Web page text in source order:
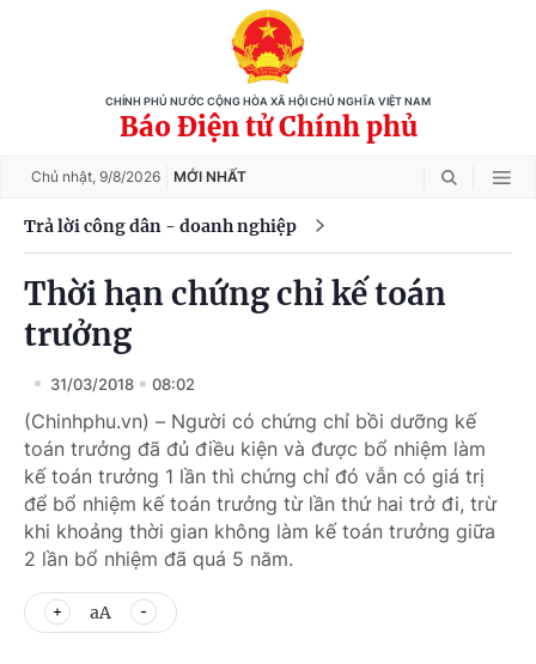
CHÍNH PHỦ NƯỚC CỘNG HÒA XÃ HỘI CHỦ NGHĨA VIỆT NAM
Báo Điện tử Chính phủ
Chủ nhật, 9/8/2026 MỚI NHẤT
Trả lời công dân - doanh nghiệp
Thời hạn chứng chỉ kế toán
trưởng
31/03/2018 08:02
(Chinhphu.vn) – Người có chứng chỉ bồi dưỡng kế
toán trưởng đã đủ điều kiện và được bổ nhiệm làm
kế toán trưởng 1 lần thì chứng chỉ đó vẫn có giá trị
để bổ nhiệm kế toán trưởng từ lần thứ hai trở đi, trừ
khi khoảng thời gian không làm kế toán trưởng giữa
2 lần bổ nhiệm đã quá 5 năm.
aA